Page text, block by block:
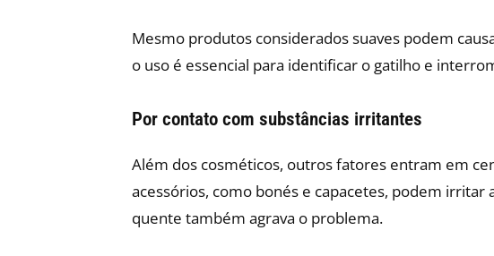
Mesmo produtos considerados suaves podem
o uso é essencial para identificar o gatilho e
Por contato com substâncias irritantes
Além dos cosméticos, outros fatores entram em
acessórios, como bonés e capacetes, podem
quente também agrava o problema.